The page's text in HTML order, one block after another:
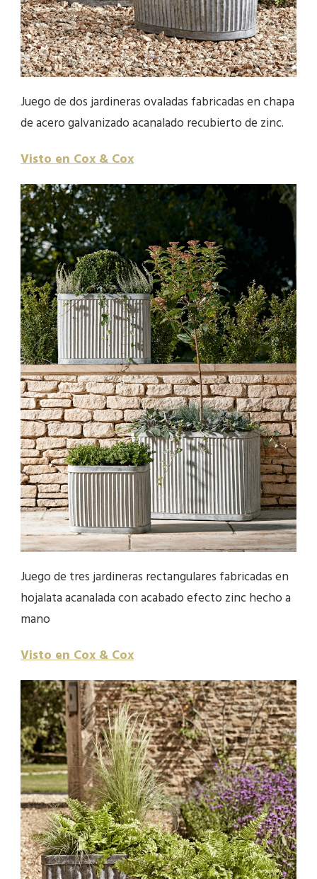
Juego de dos jardineras ovaladas fabricadas en chapa
de acero galvanizado acanalado recubierto de zinc.
Visto en Cox & Cox
Juego de tres jardineras rectangulares fabricadas en
hojalata acanalada con acabado efecto zinc hecho a
mano
Visto en Cox & Cox